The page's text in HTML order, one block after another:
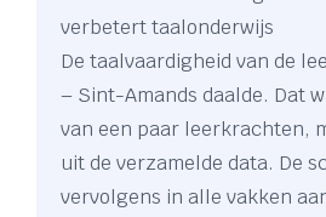
verbetert taalonderwijs
De taalvaardigheid van de
– Sint-Amands daalde. Dat
van een paar leerkrachten,
uit de verzamelde data. De
vervolgens in alle vakken